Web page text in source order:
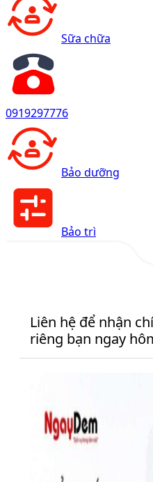
Sữa chữa
0919297776
Bảo dưỡng
Bảo trì
Liên hệ để nhận
riêng bạn ngay